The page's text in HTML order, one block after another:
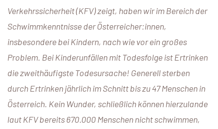
Verkehrssicherheit (KFV) zeigt, haben wir im Bereich der
Schwimmkenntnisse der Österreicher:innen,
insbesondere bei Kindern, nach wie vor ein großes
Problem. Bei Kinderunfällen mit Todesfolge ist Ertrinken
die zweithäufigste Todesursache! Generell sterben
durch Ertrinken jährlich im Schnitt bis zu 47 Menschen in
Österreich. Kein Wunder, schließlich können hierzulande
laut KFV bereits 670.000 Menschen nicht schwimmen,